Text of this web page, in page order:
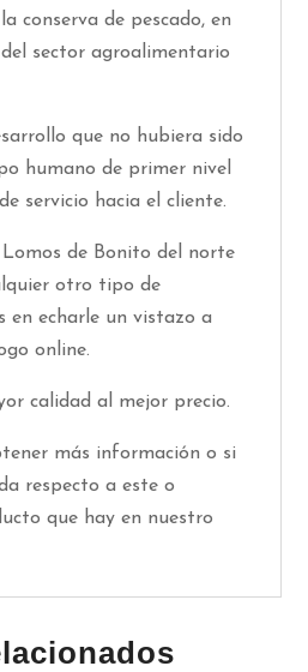
conserva de pescado, en
sector agroalimentario
que no hubiera sido
humano de primer nivel
servicio hacia el cliente.
de Bonito del norte
otro tipo de
en echarle un vistazo a
online.
calidad al mejor precio.
más información o si
respecto a este o
que hay en nuestro